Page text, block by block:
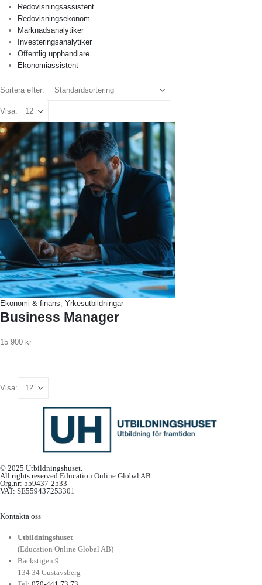
Redovisningsassistent
Redovisningsekonom
Marknadsanalytiker
Investeringsanalytiker
Offentlig upphandlare
Ekonomiassistent
Sortera efter:
Visa:
Ekonomi & finans, Yrkesutbildningar
Business Manager
15 900 kr
Visa:
© 2025 Utbildningshuset.
All rights reserved.Education Online Global AB
Org.nr: 559437-2533 |
VAT: SE559437253301
Kontakta oss
Utbildningshuset
(Education Online Global AB)
Bäckstigen 9
134 34 Gustavsberg